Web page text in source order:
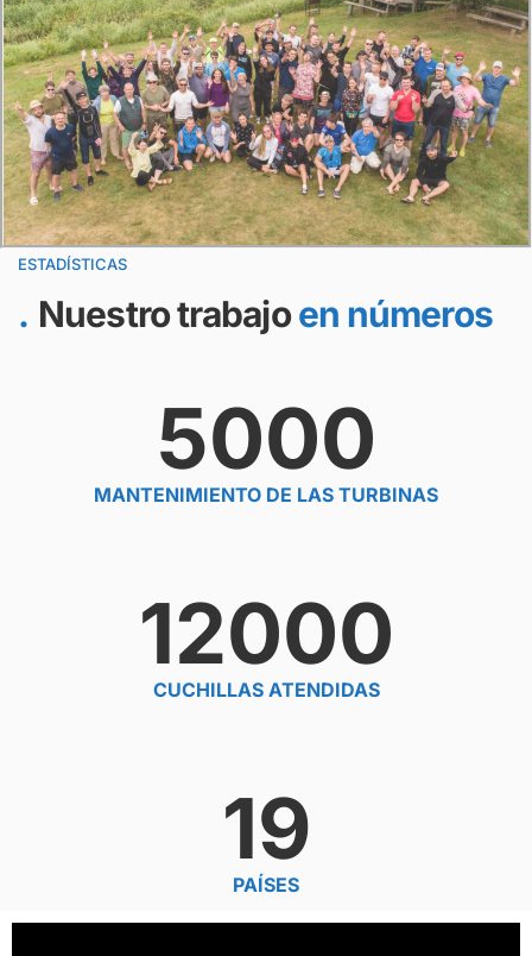
ESTADÍSTICAS
Nuestro trabajo en números
5000
MANTENIMIENTO DE LAS TURBINAS
12000
CUCHILLAS ATENDIDAS
19
PAÍSES